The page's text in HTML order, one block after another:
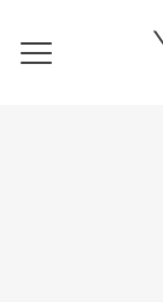
Navigation